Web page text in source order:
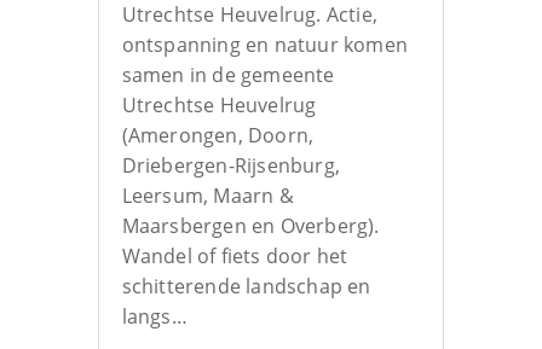
Utrechtse Heuvelrug. Actie,
ontspanning en natuur komen
samen in de gemeente
Utrechtse Heuvelrug
(Amerongen, Doorn,
Driebergen-Rijsenburg,
Leersum, Maarn &
Maarsbergen en Overberg).
Wandel of fiets door het
schitterende landschap en
langs…